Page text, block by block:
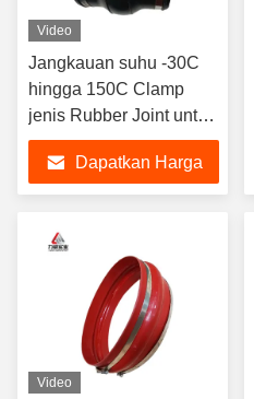
Video
Jangkauan suhu -30C
hingga 150C Clamp
jenis Rubber Joint untuk
sistem pipa dan
dukunganDapatkan Harga
Video